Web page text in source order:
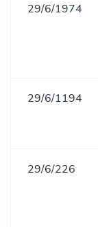
29/6/1974
29/6/1194
29/6/226